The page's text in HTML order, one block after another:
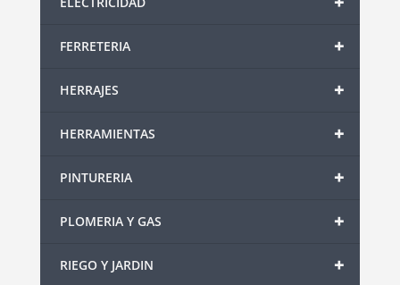
+
FERRETERIA
+
HERRAJES
+
HERRAMIENTAS
+
PINTURERIA
+
PLOMERIA Y GAS
+
RIEGO Y JARDIN